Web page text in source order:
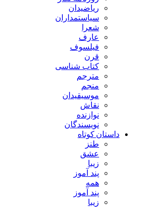
ریاضیدان
سیاستمداران
شعرا
عارف
فیلسوف
قرن
کتاب شناسی
مترجم
منجم
موسیقیدان
نقاش
نوازنده
نویسندگان
داستان کوتاه
طنز
عشق
زیبا
پند آموز
همه
پند آموز
زیبا